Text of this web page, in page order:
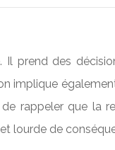
Il prend des
implique
rappeler que la
lourde de